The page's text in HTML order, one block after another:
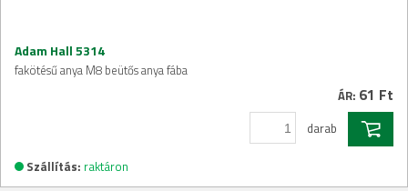
Adam Hall 5314
fakötésű anya M8 beütős anya fába
ÁR: 61 Ft
darab
Szállítás: raktáron